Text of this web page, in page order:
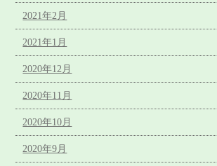
2021年2月
2021年1月
2020年12月
2020年11月
2020年10月
2020年9月